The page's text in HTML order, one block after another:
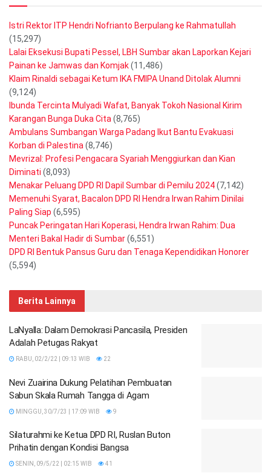
Istri Rektor ITP Hendri Nofrianto Berpulang ke Rahmatullah
(15,297)
Lalai Eksekusi Bupati Pessel, LBH Sumbar akan Laporkan Kejari
Painan ke Jamwas dan Komjak(11,486)
Klaim Rinaldi sebagai Ketum IKA FMIPA Unand Ditolak Alumni
(9,124)
Ibunda Tercinta Mulyadi Wafat, Banyak Tokoh Nasional Kirim
Karangan Bunga Duka Cita (8,765)
Ambulans Sumbangan Warga Padang Ikut Bantu Evakuasi
Korban di Palestina (8,746)
Mevrizal: Profesi Pengacara Syariah Menggiurkan dan Kian
Diminati (8,093)
Menakar Peluang DPD RI Dapil Sumbar di Pemilu 2024(7,142)
Memenuhi Syarat, Bacalon DPD RI Hendra Irwan Rahim Dinilai
Paling Siap (6,595)
Puncak Peringatan Hari Koperasi, Hendra Irwan Rahim: Dua
Menteri Bakal Hadir di Sumbar(6,551)
DPD RI Bentuk Pansus Guru dan Tenaga Kependidikan Honorer
(5,594)
Berita Lainnya
LaNyalla: Dalam Demokrasi Pancasila, Presiden
Adalah Petugas Rakyat
RABU, 02/2/22 | 09:13 WIB 22
Nevi Zuairina Dukung Pelatihan Pembuatan
Sabun Skala Rumah Tangga di Agam
MINGGU, 30/7/23 | 17:09 WIB 9
Silaturahmi ke Ketua DPD RI, Ruslan Buton
Prihatin dengan Kondisi Bangsa
SENIN, 09/5/22 | 02:15 WIB 41